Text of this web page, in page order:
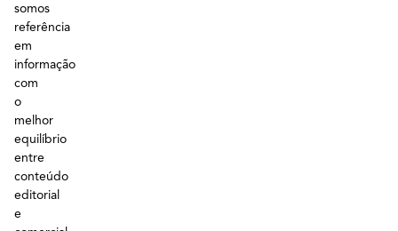
somos
referência
em
informação
com
o
melhor
equilíbrio
entre
conteúdo
editorial
e